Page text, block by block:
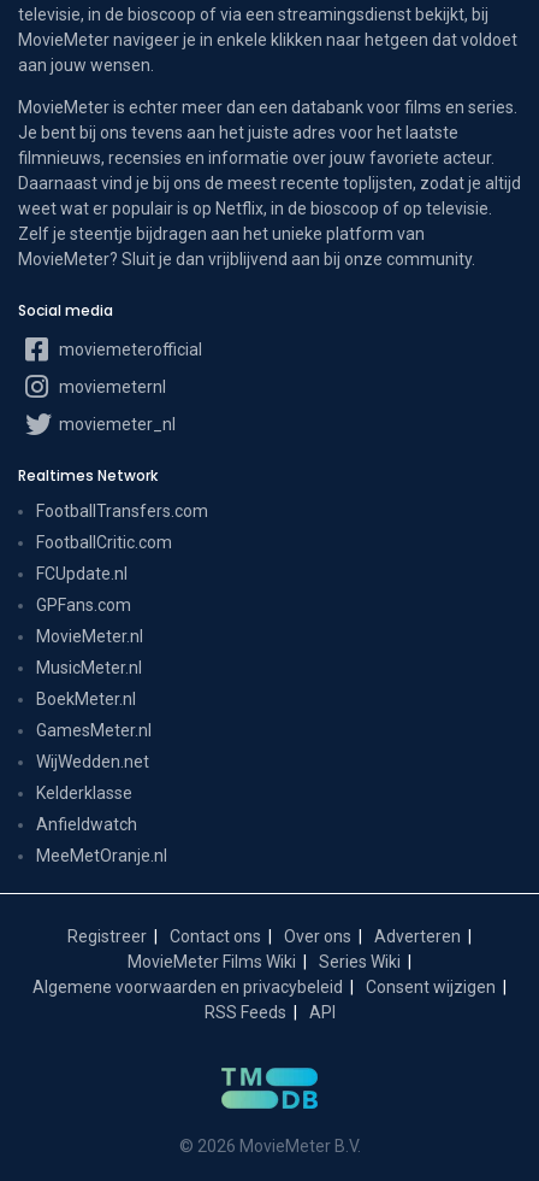
televisie, in de bioscoop of via een streamingsdienst bekijkt, bij
MovieMeter navigeer je in enkele klikken naar hetgeen dat voldoet
aan jouw wensen.
MovieMeter is echter meer dan een databank voor films en series.
Je bent bij ons tevens aan het juiste adres voor het laatste
filmnieuws, recensies en informatie over jouw favoriete acteur.
Daarnaast vind je bij ons de meest recente toplijsten, zodat je altijd
weet wat er populair is op Netflix, in de bioscoop of op televisie.
Zelf je steentje bijdragen aan het unieke platform van
MovieMeter? Sluit je dan vrijblijvend aan bij onze community.
Social media
moviemeterofficial
moviemeternl
moviemeter_nl
Realtimes Network
FootballTransfers.com
FootballCritic.com
FCUpdate.nl
GPFans.com
MovieMeter.nl
MusicMeter.nl
BoekMeter.nl
GamesMeter.nl
WijWedden.net
Kelderklasse
Anfieldwatch
MeeMetOranje.nl
Registreer Contact ons Over ons
Adverteren
MovieMeter Films Wiki
Series Wiki
Algemene voorwaarden en privacybeleid
Consent wijzigen
RSS Feeds
API
© 2026 MovieMeter B.V.